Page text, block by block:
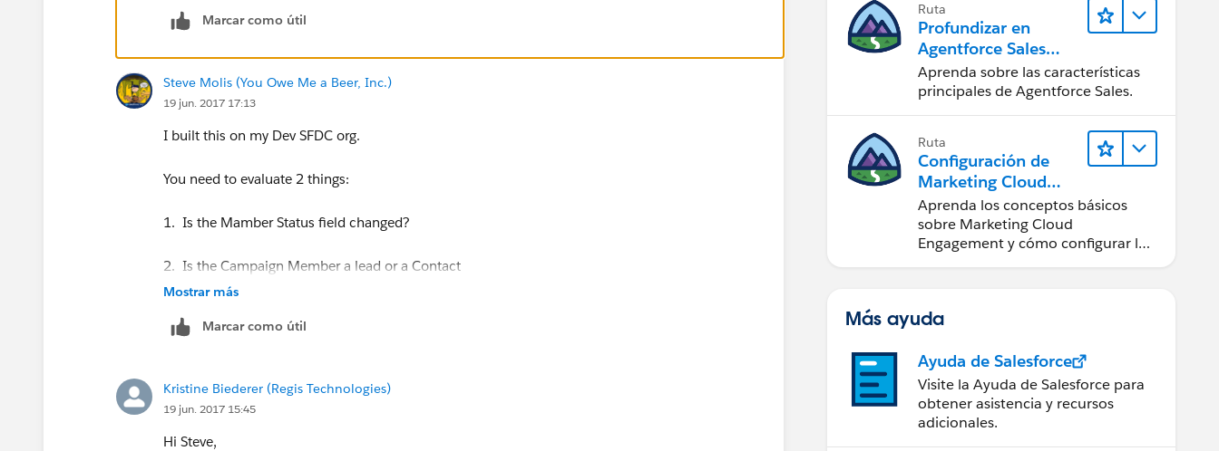
Marcar como útil
Steve Molis (You Owe Me a Beer, Inc.)
19 jun. 2017 17:13
I built this on my Dev SFDC org.
You need to evaluate 2 things:
1. Is the Mamber Status field changed?
2. Is the Campaign Member a lead or a Contact
Mostrar más
Marcar como útil
Kristine Biederer (Regis Technologies)
19 jun. 2017 15:45
Hi Steve,
Ruta
Profundizar en
Agentforce Sales
para
administradores
Aprenda sobre las características
principales de Agentforce Sales.
Ruta
Configuración de
Marketing Cloud
Engagement
Aprenda los conceptos básicos
sobre Marketing Cloud
Engagement y cómo configurar la
Más ayuda
Ayuda de Salesforce
Visite la Ayuda de Salesforce para
obtener asistencia y recursos
adicionales.